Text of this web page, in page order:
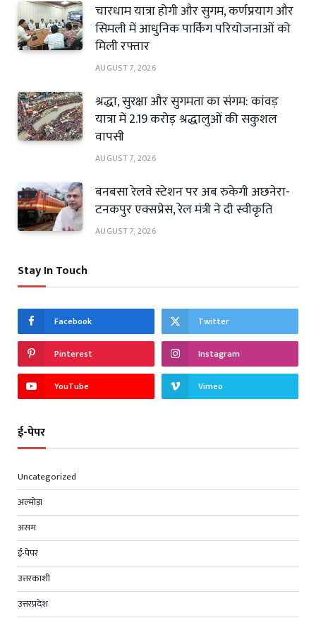
चारधाम यात्रा होगी और सुगम, कर्णप्रयाग और
सिमली में आधुनिक पार्किंग परियोजनाओं को
मिली रफ्तार
AUGUST 7, 2026
श्रद्धा, सुरक्षा और सुगमता का संगम: कांवड़
यात्रा में 2.19 करोड़ श्रद्धालुओं की सकुशल
वापसी
AUGUST 7, 2026
बनबसा रेलवे स्टेशन पर अब रुकेगी अछनेरा-
टनकपुर एक्सप्रेस, रेल मंत्री ने दी स्वीकृति
AUGUST 7, 2026
Stay In Touch
Facebook Twitter
Pinterest Instagram
YouTube Vimeo
ई-पेपर
Uncategorized
अल्मोड़ा
असम
ई-पेपर
उत्तरकाशी
उत्तरप्रदेश